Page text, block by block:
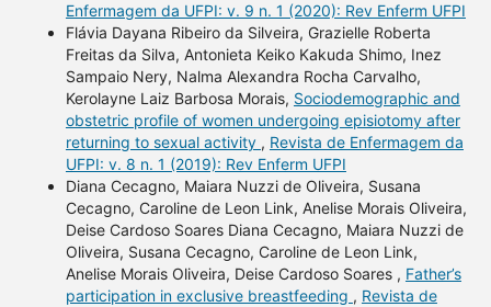
Enfermagem da UFPI: v. 9 n. 1 (2020): Rev Enferm UFPI
Flávia Dayana Ribeiro da Silveira, Grazielle Roberta
Freitas da Silva, Antonieta Keiko Kakuda Shimo, Inez
Sampaio Nery, Nalma Alexandra Rocha Carvalho,
Kerolayne Laiz Barbosa Morais, Sociodemographic and
obstetric profile of women undergoing episiotomy after
returning to sexual activity , Revista de Enfermagem da
UFPI: v. 8 n. 1 (2019): Rev Enferm UFPI
Diana Cecagno, Maiara Nuzzi de Oliveira, Susana
Cecagno, Caroline de Leon Link, Anelise Morais Oliveira,
Deise Cardoso Soares Diana Cecagno, Maiara Nuzzi de
Oliveira, Susana Cecagno, Caroline de Leon Link,
Anelise Morais Oliveira, Deise Cardoso Soares , Father’s
participation in exclusive breastfeeding , Revista de